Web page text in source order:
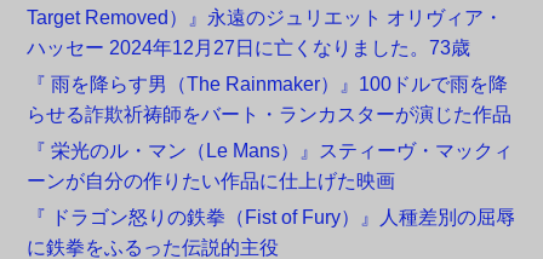
Target Removed）』永遠のジュリエット オリヴィア・
ハッセー 2024年12月27日に亡くなりました。73歳
『 雨を降らす男（The Rainmaker）』100ドルで雨を降
らせる詐欺祈祷師をバート・ランカスターが演じた作品
『 栄光のル・マン（Le Mans）』スティーヴ・マックィ
ーンが自分の作りたい作品に仕上げた映画
『 ドラゴン怒りの鉄拳（Fist of Fury）』人種差別の屈辱
に鉄拳をふるった伝説的主役